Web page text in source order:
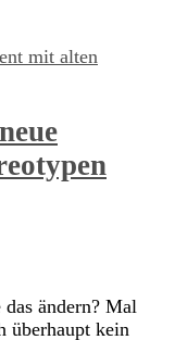
ändern? Mal
überhaupt kein